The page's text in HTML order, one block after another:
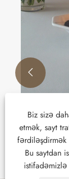
Qum

Biz sizə
etmək, sayt
Bu saytdan
istifadəmizlə